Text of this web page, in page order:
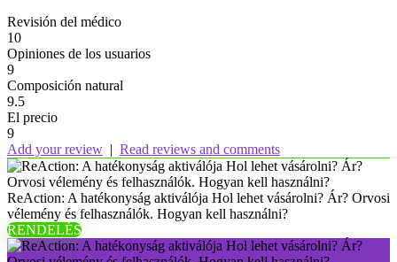
Revisión del médico
10
Opiniones de los usuarios
9
Composición natural
9.5
El precio
9
Add your review | Read reviews and comments
ReAction: A hatékonyság aktiválója Hol lehet vásárolni? Ár? Orvosi
vélemény és felhasználók. Hogyan kell használni?
RENDELÉS